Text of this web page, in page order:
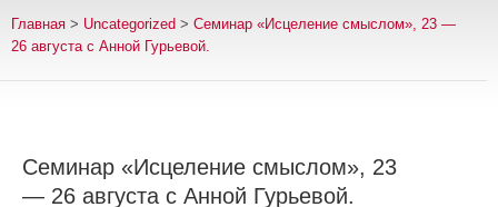
Главная > Uncategorized > Семинар «Исцеление смыслом», 23 —
26 августа с Анной Гурьевой.
Семинар «Исцеление смыслом», 23
— 26 августа с Анной Гурьевой.